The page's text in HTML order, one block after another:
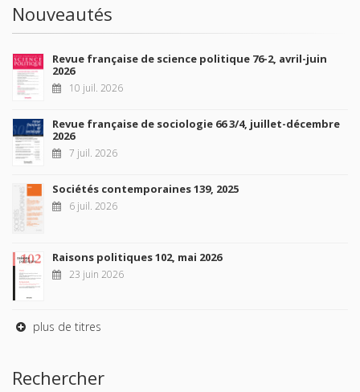
Nouveautés
Revue française de science politique 76-2, avril-juin
2026
10 juil. 2026
Revue française de sociologie 66 3/4, juillet-décembre
2026
7 juil. 2026
Sociétés contemporaines 139, 2025
6 juil. 2026
Raisons politiques 102, mai 2026
23 juin 2026
plus de titres
Rechercher